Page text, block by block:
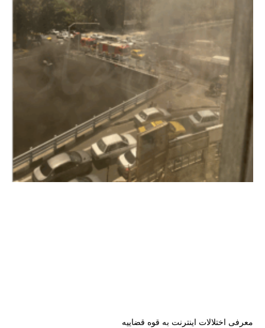
معرفی اختلالات اینترنت به قوه قضاییه